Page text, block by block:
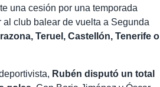
una cesión por una temporada
club balear de vuelta a Segunda
Teruel, Castellón, Tenerife o
Rubén disputó un total